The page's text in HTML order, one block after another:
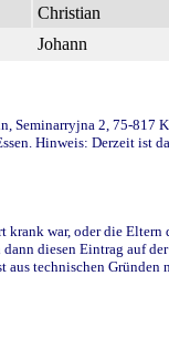
Christian
Johann
2, 75-817
Hinweis: Derzeit ist
war, oder die
diesen Eintrag auf
technischen